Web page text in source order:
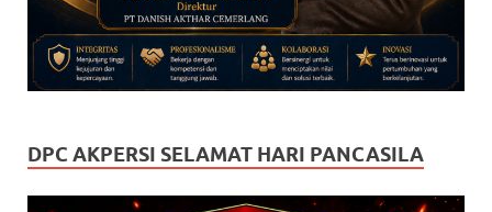
DPC AKPERSI SELAMAT HARI PANCASILA